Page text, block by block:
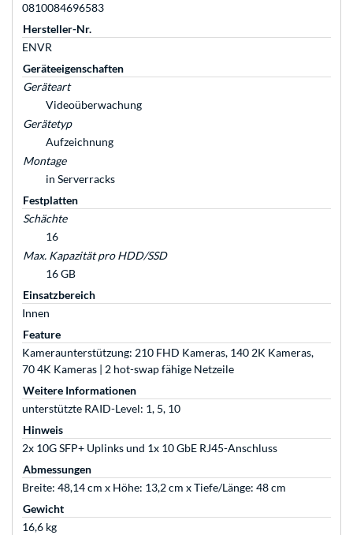
0810084696583
Hersteller-Nr.
ENVR
Geräteeigenschaften
Geräteart
Videoüberwachung
Gerätetyp
Aufzeichnung
Montage
in Serverracks
Festplatten
Schächte
16
Max. Kapazität pro HDD/SSD
16 GB
Einsatzbereich
Innen
Feature
Kameraunterstützung: 210 FHD Kameras, 140 2K Kameras,
70 4K Kameras | 2 hot-swap fähige Netzeile
Weitere Informationen
unterstützte RAID-Level: 1, 5, 10
Hinweis
2x 10G SFP+ Uplinks und 1x 10 GbE RJ45-Anschluss
Abmessungen
Breite: 48,14 cm x Höhe: 13,2 cm x Tiefe/Länge: 48 cm
Gewicht
16,6 kg